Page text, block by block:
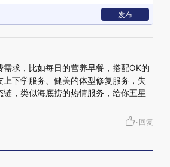
发布
求，比如每日的营养早餐，搭配OK的
下学服务、健美的体型修复服务，失
，类似海底捞的热情服务，给你五星
· 回复